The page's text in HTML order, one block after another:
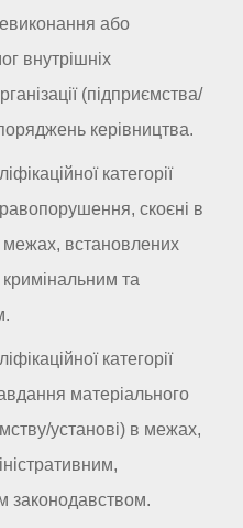
або
внутрішніх
(підприємства/
керівництва.
категорії
скоєні в
межах, встановлених
та
категорії
матеріального
установі) в межах,
законодавством.